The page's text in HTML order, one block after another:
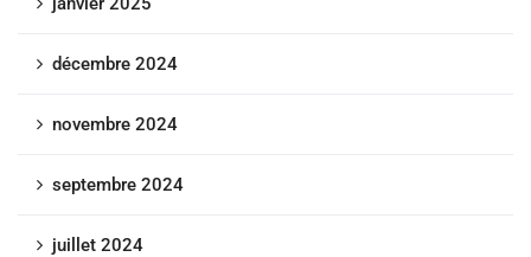
décembre 2024
novembre 2024
septembre 2024
juillet 2024